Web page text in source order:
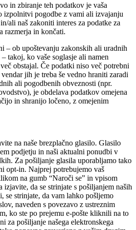
in zbiranje teh podatkov je vaša
izpolnitvi pogodbe z vami ali izvajanju
ali naš zakoniti interes za podatke za
razmerja in končati.
– ob upoštevanju zakonskih ali uradnih
takoj, ko vaše soglasje ali namen
obstajal. Če podatki niso več potrebni
jih je treba še vedno hraniti zaradi
ali pogodbenih obveznosti (npr.
je obdelava podatkov omejena
in shranijo ločeno, z omejenim
na naše brezplačno glasilo. Glasilo
podjetju in naši aktualni ponudbi v
Za pošiljanje glasila uporabljamo tako
opt-in. Najprej potrebujemo vaš
na gumb “Naroči se” in vpisom
izjavite, da se strinjate s pošiljanjem naših
se strinjate, da vam lahko pošljemo
naveden s povezavo z ustreznim
ko ste po prejemu e-pošte kliknili na to
za pošiljanje našega elektronskega